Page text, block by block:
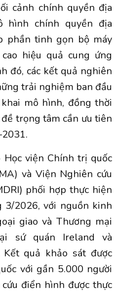
cảnh chính quyền địa
hình chính quyền địa
phần tinh gọn bộ máy
hiệu quả cung ứng
đó, các kết quả nghiên
trải nghiệm ban đầu
mô hình, đồng thời
trọng tâm cần ưu tiên
viện Chính trị quốc
và Viện Nghiên cứu
phối hợp thực hiện
2026, với nguồn kinh
giao và Thương mại
sứ quán Ireland và
quả khảo sát được
với gần 5.000 người
điển hình được thực